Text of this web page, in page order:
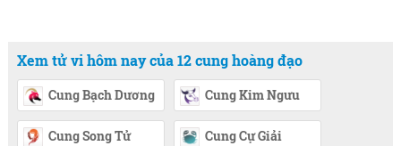
Xem tử vi hôm nay của 12 cung hoàng đạo
Cung Bạch Dương Cung Kim Ngưu
Cung Song Tử Cung Cự Giải